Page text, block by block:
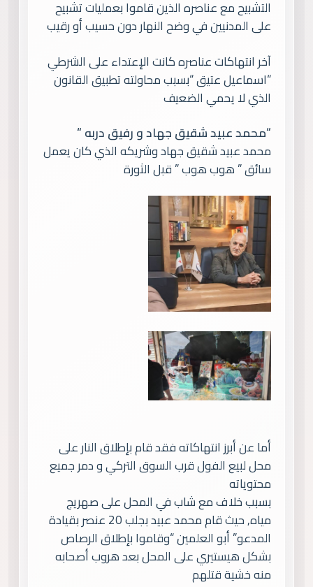
التشبيح مع عناصره الذين قاموا بعمليات تشبيح
على المدنيين في وضح النهار دون حسيب أو رقيب
آخر انتهاكات عناصره كانت الإعتداء على الشرطي
“اسماعيل عتيق “بسبب محاولته تطبيق القانون
الذي لا يحمي الضعيف
“محمد عبيد شقيق جهاد و رفيق دربه “
محمد عبيد شقيق جهاد وشريكه الذي كان يعمل
سائق ” هوب هوب ” قبل الثورة
أما عن أبرز انتهاكاته فقد قام بإطلاق النار على
محل لبيع الفول قرب السوق التركي و دمر جميع
محتوياته
بسبب خلاف مع شاب في المحل على صهريج
مياه, حيث قام محمد عبيد بجلب 20 عنصر بقيادة
المدعو” أبو العلمين “وقاموا بإطلاق الرصاص
بشكل هيستيري على المحل بعد هروب أصحابه
منه خشية قتلهم